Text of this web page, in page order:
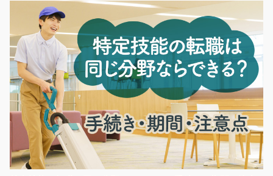
倉庫内での化粧品のピッキング作業/y08_01059
☆未経験の方も活躍中＆担当者オススメ☆倉庫内で化粧
品のピッキングのお仕…
長期（3ヶ月以上）
時給1000円～
福岡県行橋市
気になる